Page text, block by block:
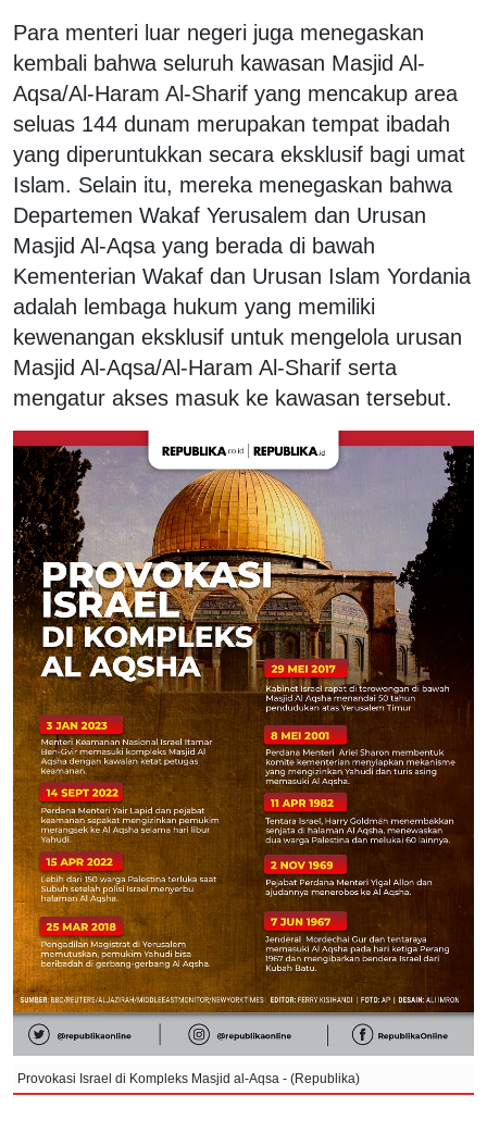
Para menteri luar negeri juga menegaskan
kembali bahwa seluruh kawasan Masjid Al-
Aqsa/Al-Haram Al-Sharif yang mencakup area
seluas 144 dunam merupakan tempat ibadah
yang diperuntukkan secara eksklusif bagi umat
Islam. Selain itu, mereka menegaskan bahwa
Departemen Wakaf Yerusalem dan Urusan
Masjid Al-Aqsa yang berada di bawah
Kementerian Wakaf dan Urusan Islam Yordania
adalah lembaga hukum yang memiliki
kewenangan eksklusif untuk mengelola urusan
Masjid Al-Aqsa/Al-Haram Al-Sharif serta
mengatur akses masuk ke kawasan tersebut.
Provokasi Israel di Kompleks Masjid al-Aqsa - (Republika)